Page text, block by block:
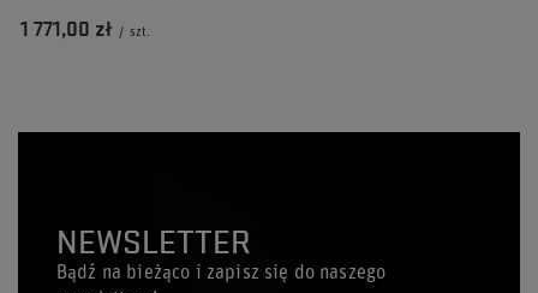
1 771,00 zł / szt.
NEWSLETTER
Bądź na bieżąco i zapisz się do naszego